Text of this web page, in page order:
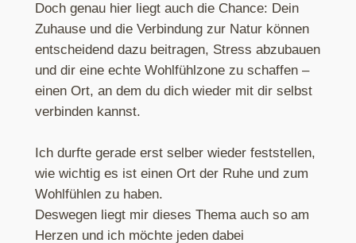
Doch genau hier liegt auch die Chance: Dein
Zuhause und die Verbindung zur Natur können
entscheidend dazu beitragen, Stress abzubauen
und dir eine echte Wohlfühlzone zu schaffen –
einen Ort, an dem du dich wieder mit dir selbst
verbinden kannst.
Ich durfte gerade erst selber wieder feststellen,
wie wichtig es ist einen Ort der Ruhe und zum
Wohlfühlen zu haben.
Deswegen liegt mir dieses Thema auch so am
Herzen und ich möchte jeden dabei